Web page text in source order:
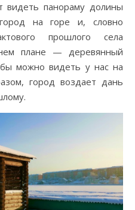
видеть панораму долины
на горе и, словно
прошлого села
плане — деревянный
можно видеть у нас на
город воздает дань